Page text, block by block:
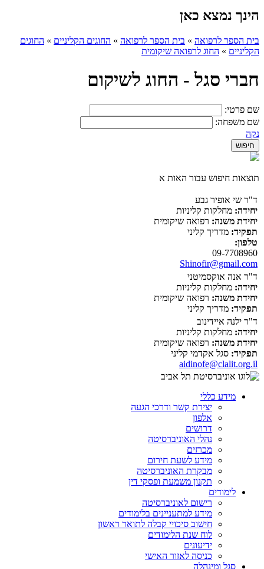
הינך נמצא כאן
בית הספר לרפואה » בית הספר לרפואה » החוגים הקליניים » החוגים
הקליניים » החוג לרפואה שיקומית
חברי סגל - החוג לשיקום
שם פרטי:
שם משפחה:
נקה
תוצאות חיפוש עבור האות א
ד"ר שי אופיר גבע
יחידה: מחלקות קליניות
יחידת משנה: רפואה שיקומית
תפקיד: מדריך קליני
טלפון:
09-7708960
Shinofir@gmail.com
ד"ר אנה אוקסמיטני
יחידה: מחלקות קליניות
יחידת משנה: רפואה שיקומית
תפקיד: מדריך קליני
ד"ר ילנה איידינוב
יחידה: מחלקות קליניות
יחידת משנה: רפואה שיקומית
תפקיד: סגל אקדמי קליני
aidinofe@clalit.org.il
מידע כללי
יצירת קשר ודרכי הגעה
אלפון
דרושים
נהלי האוניברסיטה
מכרזים
מידע לשעת חירום
מבקרת האוניברסיטה
תקנון משמעת ופסקי דין
לימודים
רישום לאוניברסיטה
מידע למתעניינים בלימודים
חישוב סיכויי קבלה לתואר ראשון
לוח שנת הלימודים
ידיעונים
כניסה לאזור האישי
סגל ומינהלה